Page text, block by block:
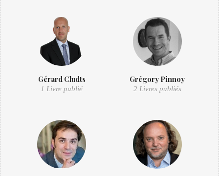
Gérard Cludts
1 Livre publié
Grégory Pinnoy
2 Livres publiés